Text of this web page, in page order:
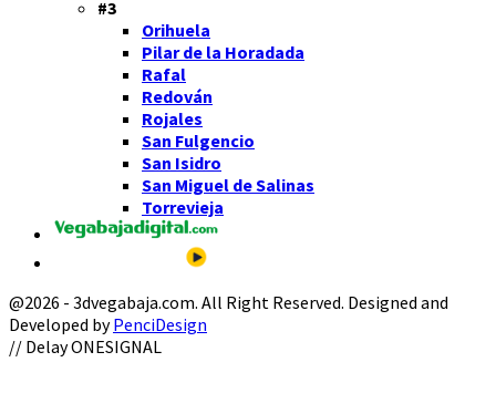
#3
Orihuela
Pilar de la Horadada
Rafal
Redován
Rojales
San Fulgencio
San Isidro
San Miguel de Salinas
Torrevieja
@2026 - 3dvegabaja.com. All Right Reserved. Designed and
Developed byPenciDesign
Facebook
Twitter
Instagram
Youtube
Email
// Delay ONESIGNAL